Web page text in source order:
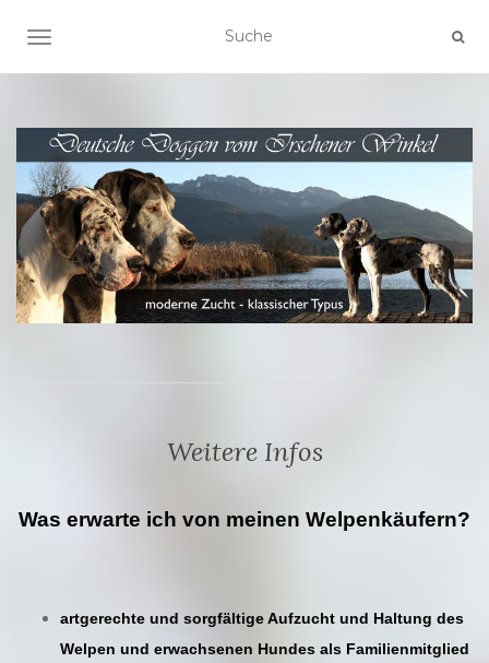
SCHALTE NAVIGATION
Weitere Infos
Was erwarte ich von meinen Welpenkäufern?
artgerechte und sorgfältige Aufzucht und Haltung des
Welpen und erwachsenen Hundes als Familienmitglied